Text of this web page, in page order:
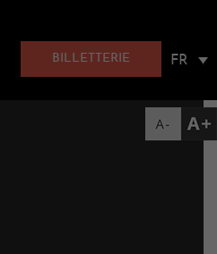
BILLETTERIE FR